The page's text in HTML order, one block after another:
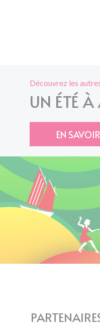
Découvrez les
UN ÉTÉ
EN